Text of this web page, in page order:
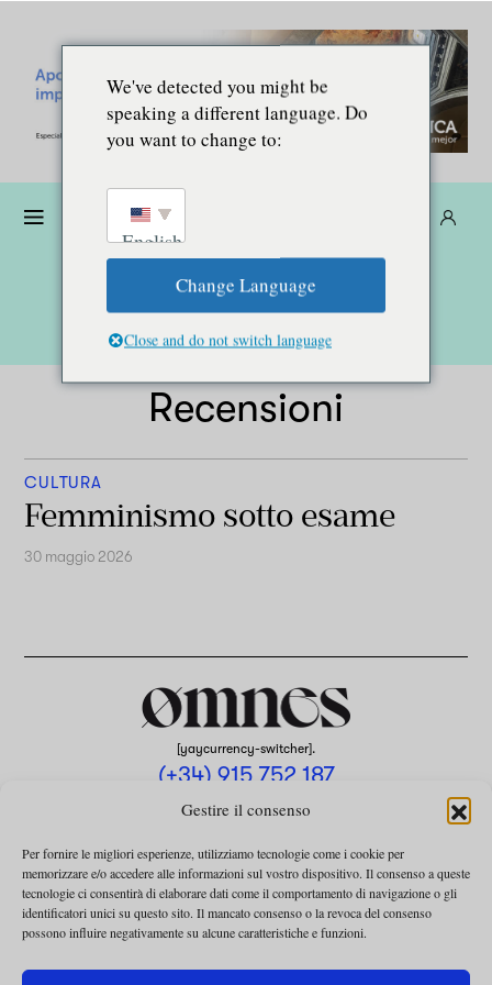
Gestire il consenso
Per fornire le migliori esperienze, utilizziamo tecnologie come i cookie per
memorizzare e/o accedere alle informazioni sul vostro dispositivo. Il consenso a queste
tecnologie ci consentirà di elaborare dati come il comportamento di navigazione o gli
identificatori unici su questo sito. Il mancato consenso o la revoca del consenso
possono influire negativamente su alcune caratteristiche e funzioni.
Recensioni
CULTURA
Femminismo sotto esame
30 maggio 2026
[yaycurrency-switcher].
(+34) 915 752 187
omnes@omnesmag.com
We've detected you might be
speaking a different language. Do
you want to change to:
English
Change Language
Close and do not switch language